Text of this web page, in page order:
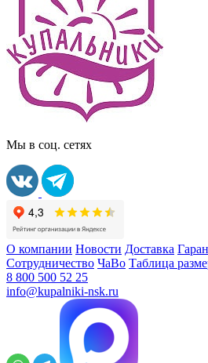
Мы в соц. сетях
О компании Новости Доставка
Сотрудничество ЧаВо Таблица
8 800 500 52 25
info@kupalniki-nsk.ru